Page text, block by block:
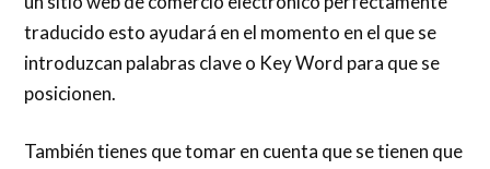
traducido esto ayudará en el momento en el que se
introduzcan palabras clave o Key Word para que se
posicionen.
También tienes que tomar en cuenta que se tienen que